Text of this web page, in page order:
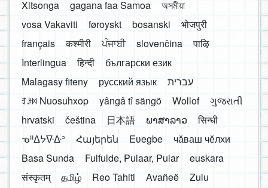
Xitsonga gagana faa Samoa
অসমীয়া
vosa Vakaviti
føroyskt bosanski
भोजपुरी
français
कश्मीरी ਪੰਜਾਬੀ slovenčina
पाऴि
Interlingua
हिन्दी
български език
Malagasy fiteny
русский язык
עברית
ꆈꌠ꒿ Nuosuhxop
yângâ tî sängö Wollof
ગુજરાતી
hrvatski
čeština 日本語 ພາສາລາວ
सिन्धी
ᓀᐦᐃᔭᐍᐏᐣ
Հայերեն Eʋegbe
чӑваш чӗлхи
Basa Sunda
Fulfulde, Pulaar, Pular
euskara
संस्कृतम्
தமிழ் Reo Tahiti Avañeẽ
Zulu